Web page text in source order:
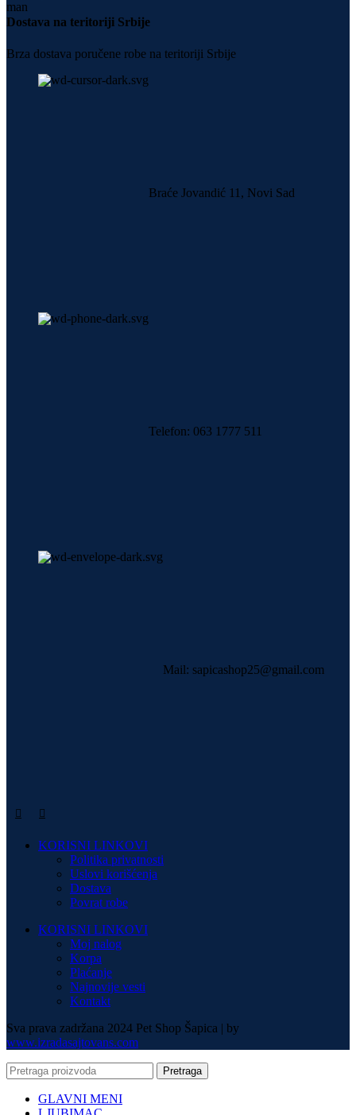
Dostava na teritoriji Srbije
Brza dostava poručene robe na teritoriji Srbije
Braće Jovandić 11, Novi Sad
Telefon: 063 1777 511
Mail: sapicashop25@gmail.com
KORISNI LINKOVI
Politika privatnosti
Uslovi korišćenja
Dostava
Povrat robe
KORISNI LINKOVI
Moj nalog
Korpa
Plaćanje
Najnovije vesti
Kontakt
Sva prava zadržana 2024 Pet Shop Šapica | by
www.izradasajtovans.com
Pretraga
GLAVNI MENI